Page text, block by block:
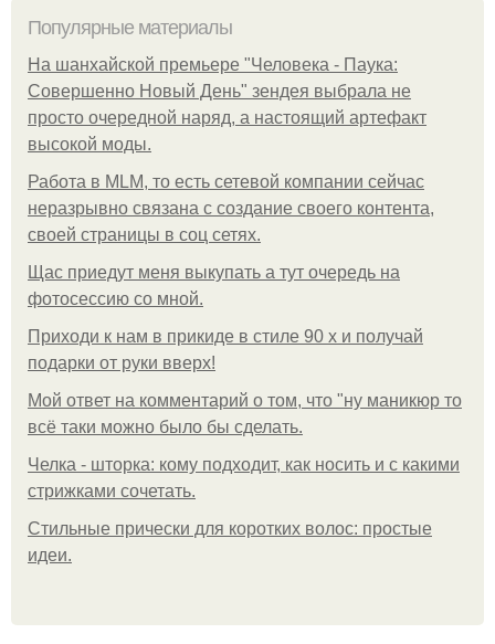
Популярные материалы
На шанхайской премьере "Человека - Паука:
Совершенно Новый День" зендея выбрала не
просто очередной наряд, а настоящий артефакт
высокой моды.
Работа в MLM, то есть сетевой компании сейчас
неразрывно связана с создание своего контента,
своей страницы в соц сетях.
Щас приедут меня выкупать а тут очередь на
фотосессию со мной.
Приходи к нам в прикиде в стиле 90 х и получай
подарки от руки вверх!
Мой ответ на комментарий о том, что "ну маникюр то
всё таки можно было бы сделать.
Челка - шторка: кому подходит, как носить и с какими
стрижками сочетать.
Стильные прически для коротких волос: простые
идеи.